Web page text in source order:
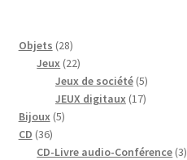
Objets 2828
produits
Jeux 2222
produits
Jeux de société 55
produits
JEUX digitaux 1717
Bijoux 55
CD 3636
produits
CD-Livre audio-Conférence 33